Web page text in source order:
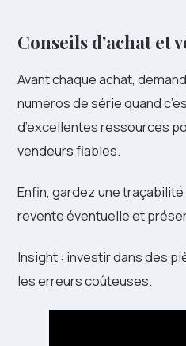
Conseils d’achat et
Avant chaque achat,
numéros de série quand
d’excellentes ressources
vendeurs fiables.
Enfin, gardez une
revente éventuelle et
Insight : investir dans des
les erreurs coûteuses.